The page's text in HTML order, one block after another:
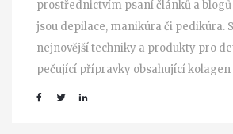
prostřednictvím psaní článků a
jsou depilace, manikúra či pedikúra.
nejnovější techniky a produkty pro
pečující přípravky obsahující